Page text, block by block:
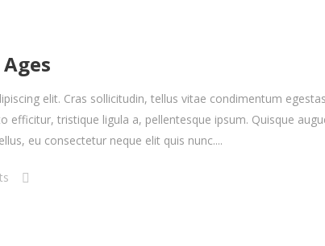
elit. Cras sollicitudin, tellus vitae condimentum
efficitur, tristique ligula a, pellentesque ipsum. Quisque
eu consectetur neque elit quis nunc....